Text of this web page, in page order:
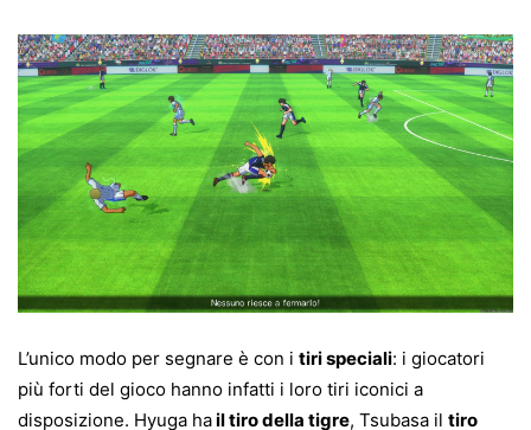
L’unico modo per segnare è con i tiri speciali: i giocatori
più forti del gioco hanno infatti i loro tiri iconici a
disposizione. Hyuga hail tiro della tigre, Tsubasa il tiro